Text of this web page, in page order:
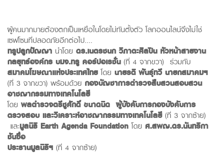
ผู้คนมากมายต้องตกเป็นเหยื่อในโดยไม่ทันตั้งตัว โลกออนไลน์จึงไม่ใช่
เซฟโซนที่ปลอดภัยอีกต่อไป….
ทรูปลูกปัญญา นำโดย ดร.เนตรชนก วิภาตะศิลปิน หัวหน้าสายงาน
กลยุทธ์องค์กร บมจ.ทรู คอร์ปอเรชั่น (ที่ 4 จากขวา) ร่วมกับ
สมาคมโฆษณาแห่งประเทศไทยโดย นายรติ พันธุ์ทวี นายกสมาคมฯ
(ที่ 3 จากขวา) พร้อมด้วย กองบัญชาการตำรวจสืบสวนสอบสวน
อาชญากรรมทางเทคโนโลยี
โดย พลตำรวจตรีชูศักดิ์ ขนาดนิด ผู้บังคับการกองบังคับการ
ตรวจสอบ และวิเคราะห์อาชญากรรมทางเทคโนโลยี (ที่ 3 จากซ้าย)
และมูลนิธิ Earth Agenda Foundation โดย ศ.สพญ.ดร.นันทริกา
ชันซื่อ
ประธานมูลนิธิฯ (ที่ 4 จากซ้าย)